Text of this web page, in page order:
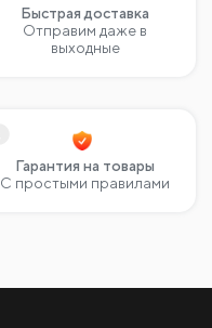
Быстрая доставка
Отправим даже в
выходные
Гарантия на товары
С простыми правилами